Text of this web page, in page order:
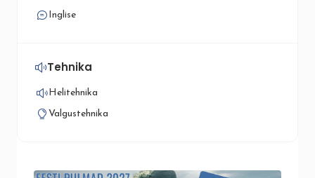
Inglise
Tehnika
Helitehnika
Valgustehnika